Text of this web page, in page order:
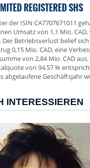
REGISTERED SHS
der ISIN CA7707671011
Umsatz von 1,1 Mio. CAD,
Betriebsverlust belief
0,15 Mio. CAD, eine
von 2,84 Mio. CAD
von 94,57 %
abgelaufene Geschäftsjahr